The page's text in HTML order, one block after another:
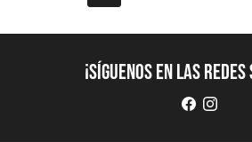
¡Síguenos en las